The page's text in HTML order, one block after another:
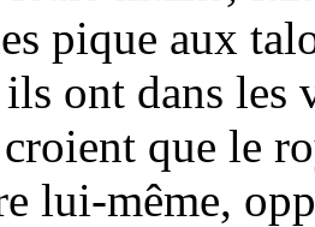
pique aux
ont dans les
que le
lui-même,